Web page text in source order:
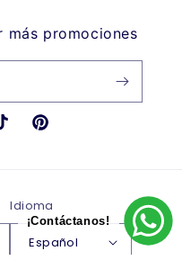
más promociones
Pinterest
Idioma
Español
¡Contáctanos!